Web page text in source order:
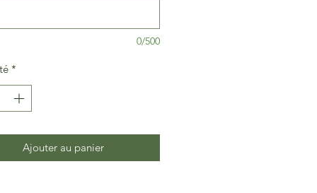
0/500
*
Ajouter au panier